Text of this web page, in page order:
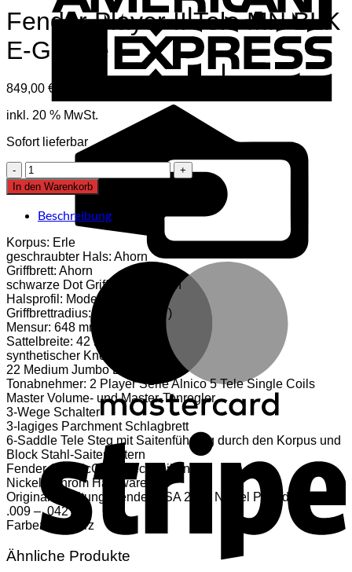
Fender Player II Tele MN BLK
E-Gitarre
849,00 €
inkl. 20 % MwSt.
Sofort lieferbar
Fender
Player
II
Tele
MN
BLK
E-
Gitarre
Menge
In den Warenkorb
Beschreibung
Korpus: Erle
geschraubter Hals: Ahorn
Griffbrett: Ahorn
schwarze Dot Griffbretteinlagen
Halsprofil: Modern „C“
Griffbrettradius: 241 mm (9,5″)
Mensur: 648 mm (25,5″)
Sattelbreite: 42 mm (1,650″)
synthetischer Knochensattel
22 Medium Jumbo Bünde
Tonabnehmer: 2 Player Serie Alnico 5 Tele Single Coils
Master Volume- und Master-Tonregler
3-Wege Schalter
3-lagiges Parchment Schlagbrett
6-Saddle Tele Steg mit Saitenführung durch den Korpus und
Block Stahl-Saitenreitern
Fender ClassicGear Mechaniken
Nickel / Chrom Hardware
Originalbesaitung: Fender USA 250L Nickel Plated Steel
.009 – .042
Farbe: Schwarz
Ähnliche Produkte